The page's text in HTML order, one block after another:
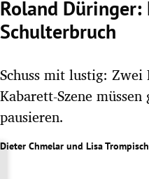
Untermenü
Untermenü
Roland Düringer:
Schulterbruch
Schuss mit lustig:
Kabarett-Szene
pausieren.
Dieter Chmelar und Lisa Trompisch